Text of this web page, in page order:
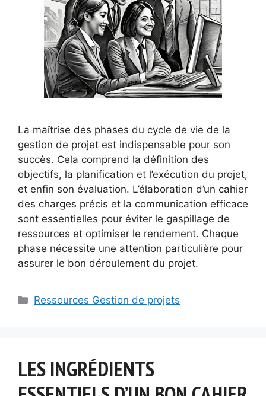
La maîtrise des phases du cycle de vie de la
gestion de projet est indispensable pour son
succès. Cela comprend la définition des
objectifs, la planification et l’exécution du projet,
et enfin son évaluation. L’élaboration d’un cahier
des charges précis et la communication efficace
sont essentielles pour éviter le gaspillage de
ressources et optimiser le rendement. Chaque
phase nécessite une attention particulière pour
assurer le bon déroulement du projet.
Catégories
Ressources Gestion de projets
LES INGRÉDIENTS